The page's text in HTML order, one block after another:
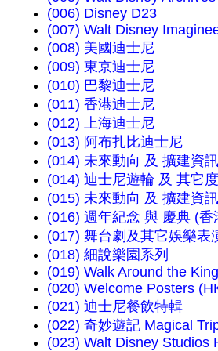
(006) Disney D23
(007) Walt Disney
(008) 美國迪士尼
(009) 東京迪士尼
(010) 巴黎迪士尼
(011) 香港迪士尼
(012) 上海迪士尼
(013) 阿布扎比迪士尼
(014) 未來動向 及 擴建資訊
(014) 迪士尼遊輪 及 其它
(015) 未來動向 及 擴建資訊
(016) 週年紀念 與 慶典 (香
(017) 舞台劇及其它娛樂表
(018) 細說樂園系列
(019) Walk Around the
(020) Welcome Posters
(021) 迪士尼餐飲特輯
(022) 奇妙遊記 Magical
(023) Walt Disney Studios